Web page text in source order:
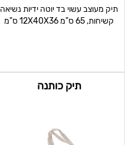
תיק מעוצב עשוי בד יוטה ידיות נשיאה
קשיחות, 65 ס"מ 12X40X36 ס"מ
תיק כותנה